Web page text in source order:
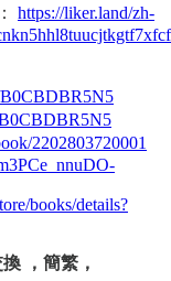
https://liker.land/zh-
B0CBDBR5N5
2202803720001
books/details?
，簡繁，